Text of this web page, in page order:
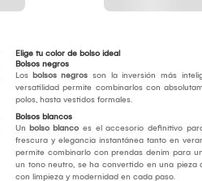
Elige tu color de bolso ideal
Bolsos negros
Los bolsos negros son la inversión más
versatilidad permite combinarlos con
polos, hasta vestidos formales.
Bolsos blancos
Un bolso blanco es el accesorio definitivo
frescura y elegancia instantánea tanto en
permite combinarlo con prendas denim para
un tono neutro, se ha convertido en una pieza
con limpieza y modernidad en cada paso.